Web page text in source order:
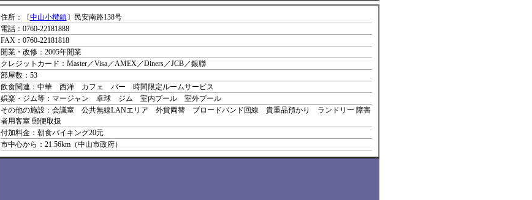
住所：〔中山小欖鎮〕民安南路138号
電話：0760-22181888
FAX：0760-22181818
開業・改修：2005年開業
クレジットカード：Master／Visa／AMEX／Diners／JCB／銀聯
部屋数：53
飲食関連：中華 西洋 カフェ バー 時間限定ルームサービス
娯楽・ジム等：マージャン 卓球 ジム 室内プール 室外プール
その他の施設：会議室 公共無線LANエリア 外貨両替 ブロードバンド回線 貴重品預かり ランドリー 障害
者用客室 郵便取扱
付加料金：朝食バイキング20元
市中心から：21.56km（中山市政府）